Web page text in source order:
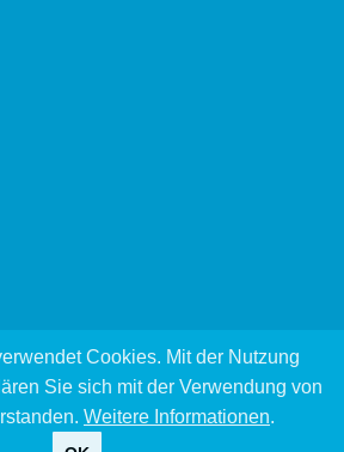
Cookies. Mit der Nutzung
Sie sich mit der Verwendung von
Weitere Informationen.